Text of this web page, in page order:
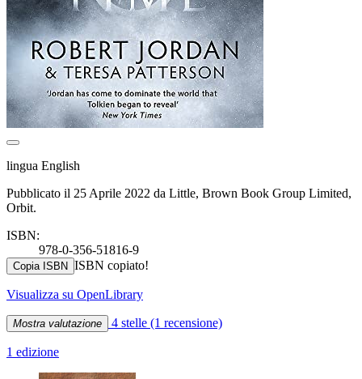
lingua English
Pubblicato il 25 Aprile 2022 da Little, Brown Book Group Limited,
Orbit.
ISBN:
978-0-356-51816-9
Copia ISBN ISBN copiato!
Visualizza su OpenLibrary
Mostra valutazione 4 stelle (1 recensione)
1 edizione